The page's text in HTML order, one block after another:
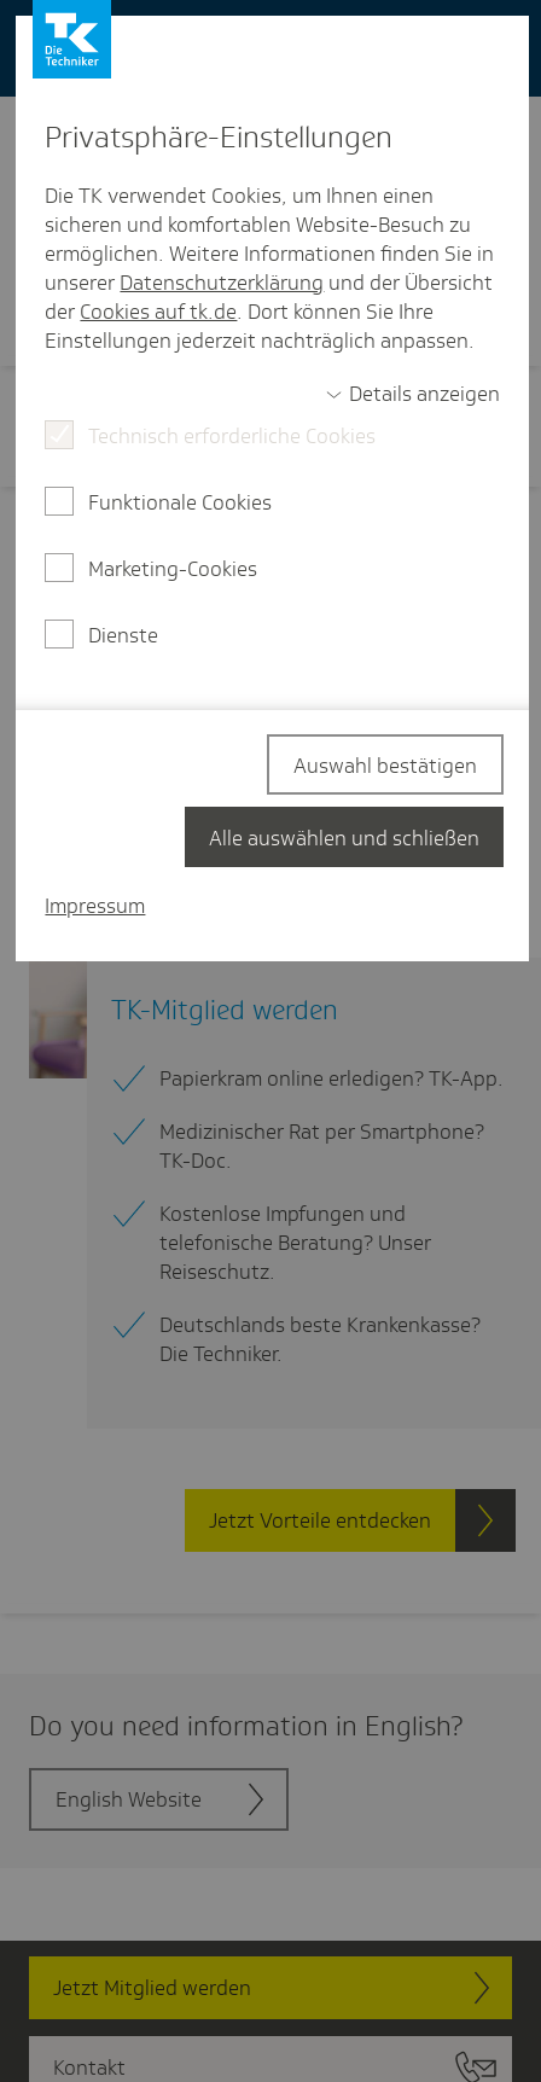
You can also use our website in English -
change to English version
Visi­ten­karte
TK-Mitglied werden
Papierkram online erledigen? TK-App.
Medizinischer Rat per Smartphone?
TK-Doc.
Kostenlose Impfungen und
telefonische Beratung? Unser
Reiseschutz.
Deutschlands beste Krankenkasse?
Die Techniker.
Jetzt Vorteile entdecken
Do you need infor­ma­tion in English?
English Website
Jetzt Mitglied werden
Kontakt
Privat­sphäre-Einstel­lungen
Die TK verwendet Cookies, um Ihnen einen
sicheren und komfortablen Website-Besuch zu
ermöglichen. Weitere Informationen finden Sie in
unserer Datenschutzerklärung und der Übersicht
der Cookies auf tk.de. Dort können Sie Ihre
Einstellungen jederzeit nachträglich anpassen.
Details anzeigen
Technisch erforderliche Cookies
Funktionale Cookies
Marketing-Cookies
Dienste
Impressum
Auswahl bestätigen
Alle auswählen und schließen